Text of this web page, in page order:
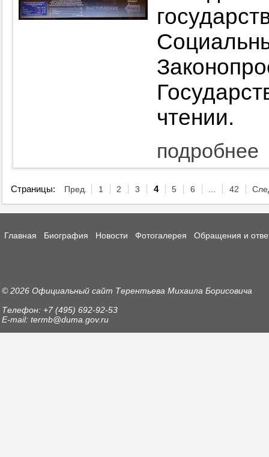
чтении.
подробнее
Страницы: Пред. 1 2 3 4 5 6 ... 42
Главная Биография Новости Фотогалерея Обращения и
© 2026 Официальный сайт Терентьева Михаила Борисовича
Телефон: +7 (495) 692-92-53
E-mail: termb@duma.gov.ru